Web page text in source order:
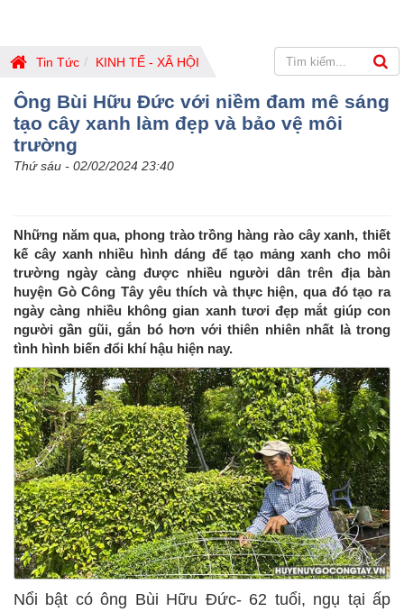
Tin Tức KINH TẾ - XÃ HỘI
Ông Bùi Hữu Đức với niềm đam mê sáng
tạo cây xanh làm đẹp và bảo vệ môi
trường
Thứ sáu - 02/02/2024 23:40
Những năm qua, phong trào trồng hàng rào cây xanh, thiết
kế cây xanh nhiều hình dáng để tạo mảng xanh cho môi
trường ngày càng được nhiều người dân trên địa bàn
huyện Gò Công Tây yêu thích và thực hiện, qua đó tạo ra
ngày càng nhiều không gian xanh tươi đẹp mắt giúp con
người gần gũi, gắn bó hơn với thiên nhiên nhất là trong
tình hình biến đổi khí hậu hiện nay.
Nổi bật có ông Bùi Hữu Đức- 62 tuổi, ngụ tại ấp